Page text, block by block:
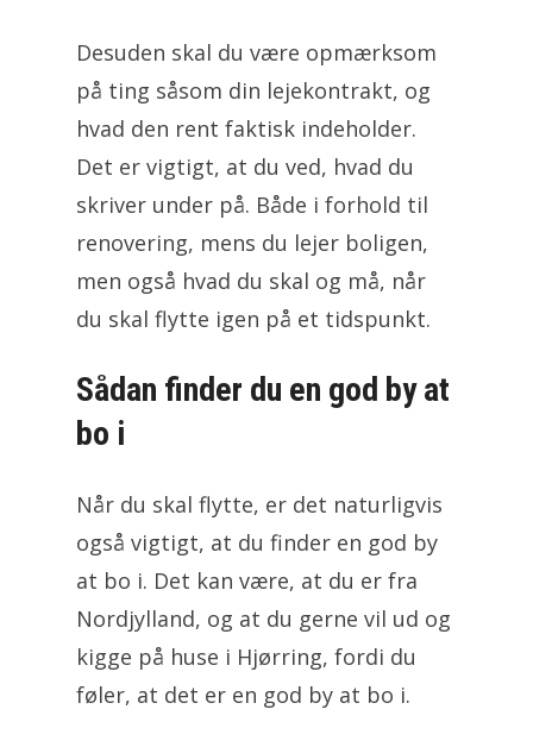
Desuden skal du være opmærksom
på ting såsom din lejekontrakt, og
hvad den rent faktisk indeholder.
Det er vigtigt, at du ved, hvad du
skriver under på. Både i forhold til
renovering, mens du lejer boligen,
men også hvad du skal og må, når
du skal flytte igen på et tidspunkt.
Sådan finder du en god by at
bo i
Når du skal flytte, er det naturligvis
også vigtigt, at du finder en god by
at bo i. Det kan være, at du er fra
Nordjylland, og at du gerne vil ud og
kigge på huse i Hjørring, fordi du
føler, at det er en god by at bo i.